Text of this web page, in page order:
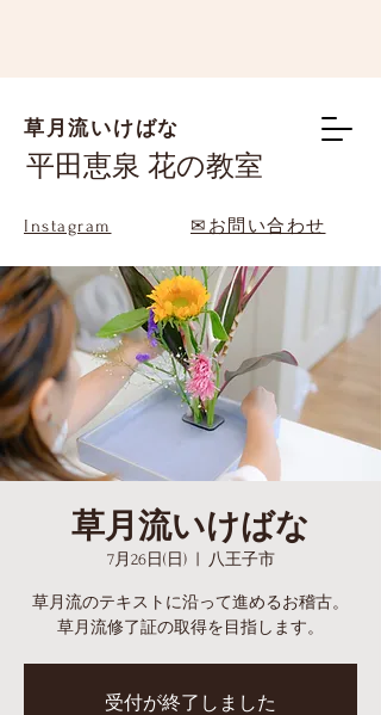
草月流いけばな
平田恵泉 花の教室
Instagram ✉お問い合わせ
草月流いけばな
7月26日(日)
  |
八王子市
草月流のテキストに沿って進めるお稽古。
草月流修了証の取得を目指します。
受付が終了しました